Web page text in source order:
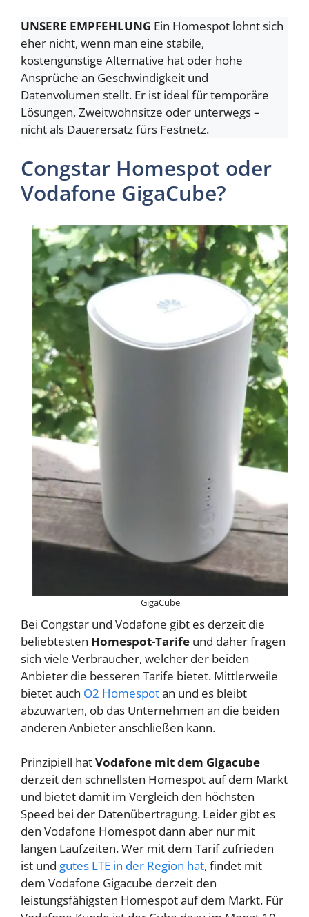
UNSERE EMPFEHLUNG Ein Homespot lohnt sich
eher nicht, wenn man eine stabile,
kostengünstige Alternative hat oder hohe
Ansprüche an Geschwindigkeit und
Datenvolumen stellt. Er ist ideal für temporäre
Lösungen, Zweitwohnsitze oder unterwegs –
nicht als Dauerersatz fürs Festnetz.
Congstar Homespot oder
Vodafone GigaCube?
GigaCube
Bei Congstar und Vodafone gibt es derzeit die
beliebtesten Homespot-Tarife und daher fragen
sich viele Verbraucher, welcher der beiden
Anbieter die besseren Tarife bietet. Mittlerweile
bietet auch O2 Homespotan und es bleibt
abzuwarten, ob das Unternehmen an die beiden
anderen Anbieter anschließen kann.
Prinzipiell hatVodafone mit dem Gigacube
derzeit den schnellsten Homespot auf dem Markt
und bietet damit im Vergleich den höchsten
Speed bei der Datenübertragung. Leider gibt es
den Vodafone Homespot dann aber nur mit
langen Laufzeiten. Wer mit dem Tarif zufrieden
ist und gutes LTE in der Region hat, findet mit
dem Vodafone Gigacube derzeit den
leistungsfähigsten Homespot auf dem Markt. Für